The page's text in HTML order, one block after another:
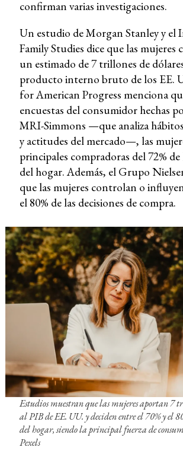
confirman varias investigaciones.
Un estudio de Morgan Stanley y
Family Studies dice que las
un estimado de 7 trillones de
producto interno bruto de los EE.
for American Progress menciona
encuestas del consumidor hechas
MRI-Simmons —que analiza
y actitudes del mercado—, las
principales compradoras del 72%
del hogar. Además, el Grupo
que las mujeres controlan o
el 80% de las decisiones de compra.
Estudios muestran que las mujeres aportan 7
al PIB de EE. UU. y deciden entre el 70% y el
del hogar, siendo la principal fuerza de
Pexels